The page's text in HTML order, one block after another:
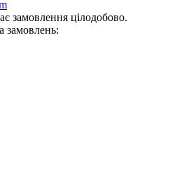
замовлення цілодобово.
замовлень: